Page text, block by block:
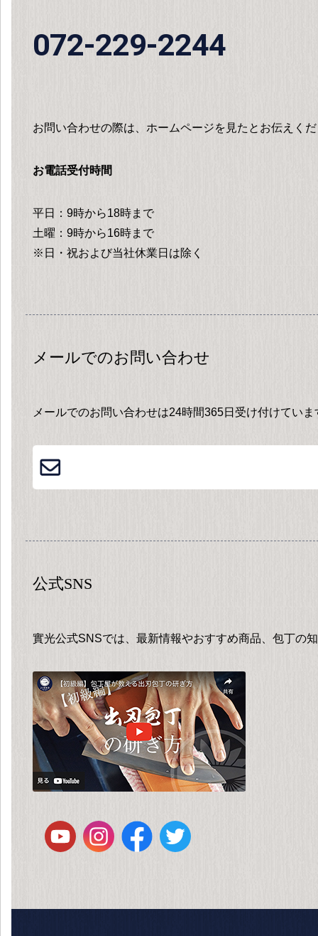
072-229-2244
お問い合わせの際は、ホームページを見たとお伝えく
お電話受付時間
平日：9時から18時まで
土曜：9時から16時まで
※日・祝および当社休業日は除く
メールでのお問い合わせ
メールでのお問い合わせは24時間365日受け付けてい
公式SNS
實光公式SNSでは、最新情報やおすすめ商品、包丁の